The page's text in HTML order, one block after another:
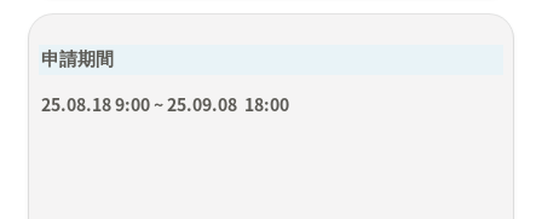
申請期間
25.08.18 9:00 ~ 25.09.08  18:00